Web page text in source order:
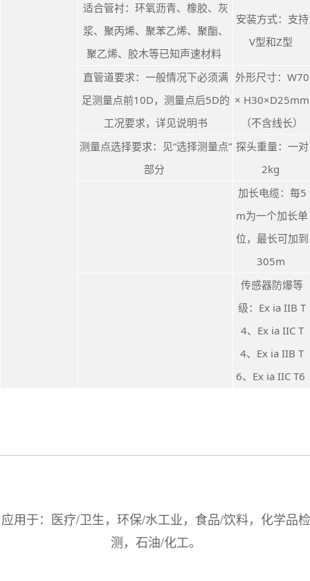
适合管衬：环氧沥青、橡胶、灰
浆、聚丙烯、聚苯乙烯、聚酯、
聚乙烯、胶木等已知声速材料
安装方式：支持
V型和Z型
直管道要求：一般情况下必须满
足测量点前10D，测量点后5D的
工况要求，详见说明书
外形尺寸：W70
× H30×D25mm
（不含线长）
测量点选择要求：见“选择测量点”
部分
探头重量：一对
2kg
加长电缆：每5
m为一个加长单
位，最长可加到
305m
传感器防爆等
级：Ex ia IIB T
4、Ex ia IIC T
4、Ex ia IIB T
6、Ex ia IIC T6
应用于：医疗/卫生，环保/水工业，食品/饮料，化学品检
测，石油/化工。